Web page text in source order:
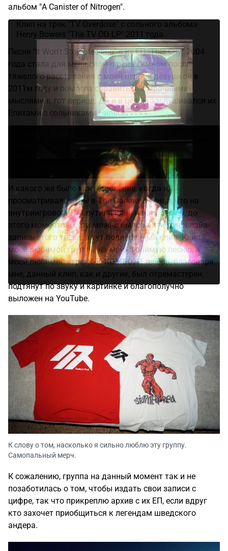
альбом "A Canister of Nitrogen".
Клип на трек "TV Overdose" с сольного альбома
Henry Bowers "The TV OD LP" 2011 года.
Песня "It Won't Stop Bleeding" с их ЕП "This City" 2004
года стала для меня своего рода гимном после
тяжелого расставания с моей первой девушкой в
2011м году и помогла справиться с мрачными
мыслями в тот период. Да и в целом заслушивался их
Епихами с сольниками Нильса.
снят эксклюзивно для игры. О его существовании
можно было узнать лишь прошерстив старый
сайт группы на web archive в разделе новостей за
И какого же было мое удивление, когда я,
просматривая титры в The Darkness узнал, что на
внутриигровом TV крутили клип на эту песню, до
этого момента в сети можно было найти лишь лайв-
запись этого трека, а тут полноценный клип. Клип
моей любимой группы, на мою любимую песню, в
моей любимой игре.К-К-КОМБО!И теперь, благодаря
мне, данный клип, как и другие, был отремастерен,
подтянут по звуку и картинке и благополучно
выложен на YouTube.
К слову о том, насколько я сильно люблю эту группу.
Самопальный мерч.
К сожалению, группа на данный момент так и не
позаботилась о том, чтобы издать свои записи с
цифре, так что прикреплю архив с их ЕП, если вдруг
кто захочет приобщиться к легендам шведского
андера.